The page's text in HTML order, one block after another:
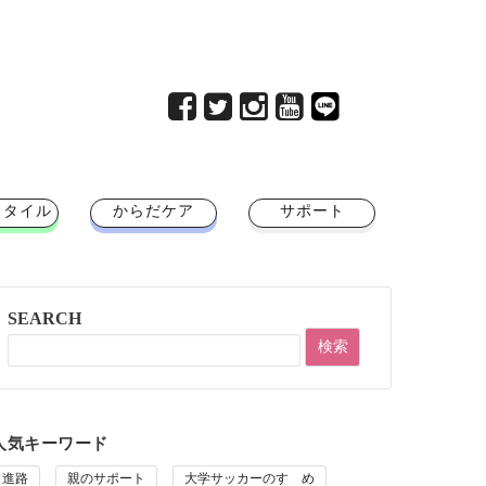
イル からだケア サポート
SEARCH
気キーワード
進路 親のサポート 大学サッカーのすゝめ